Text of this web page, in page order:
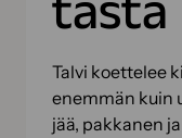
Talvi koettelee
enemmän kuin
jää, pakkanen